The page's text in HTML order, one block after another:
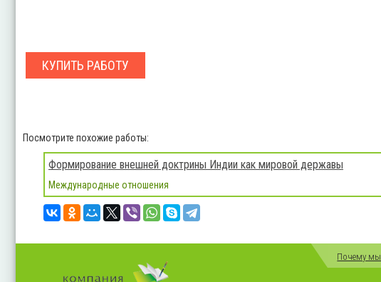
КУПИТЬ РАБОТУ
Посмотрите похожие работы:
Формирование внешней доктрины Индии как мировой державы
Международные отношения
Почему мы